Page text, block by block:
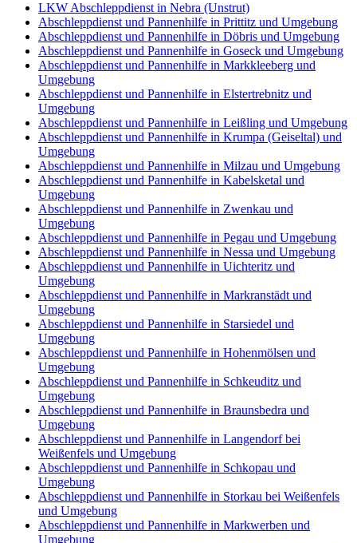
LKW Abschleppdienst in Nebra (Unstrut)
Abschleppdienst und Pannenhilfe in Prittitz und Umgebung
Abschleppdienst und Pannenhilfe in Döbris und Umgebung
Abschleppdienst und Pannenhilfe in Goseck und Umgebung
Abschleppdienst und Pannenhilfe in Markkleeberg und
Umgebung
Abschleppdienst und Pannenhilfe in Elstertrebnitz und
Umgebung
Abschleppdienst und Pannenhilfe in Leißling und Umgebung
Abschleppdienst und Pannenhilfe in Krumpa (Geiseltal) und
Umgebung
Abschleppdienst und Pannenhilfe in Milzau und Umgebung
Abschleppdienst und Pannenhilfe in Kabelsketal und
Umgebung
Abschleppdienst und Pannenhilfe in Zwenkau und
Umgebung
Abschleppdienst und Pannenhilfe in Pegau und Umgebung
Abschleppdienst und Pannenhilfe in Nessa und Umgebung
Abschleppdienst und Pannenhilfe in Uichteritz und
Umgebung
Abschleppdienst und Pannenhilfe in Markranstädt und
Umgebung
Abschleppdienst und Pannenhilfe in Starsiedel und
Umgebung
Abschleppdienst und Pannenhilfe in Hohenmölsen und
Umgebung
Abschleppdienst und Pannenhilfe in Schkeuditz und
Umgebung
Abschleppdienst und Pannenhilfe in Braunsbedra und
Umgebung
Abschleppdienst und Pannenhilfe in Langendorf bei
Weißenfels und Umgebung
Abschleppdienst und Pannenhilfe in Schkopau und
Umgebung
Abschleppdienst und Pannenhilfe in Storkau bei Weißenfels
und Umgebung
Abschleppdienst und Pannenhilfe in Markwerben und
Umgebung